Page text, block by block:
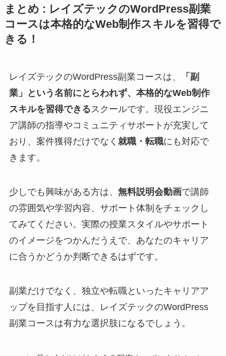
まとめ : レイズテックのWordPress副業
コースは本格的なWeb制作スキルを習得で
きる！
レイズテックのWordPress副業コースは、
「副
業」という名前にとらわれず、本格的なWeb制作
スキルを習得できるスクールです。現役エンジニ
ア講師の指導やコミュニティサポートが充実して
おり、案件獲得だけでなく 就職・転職にも対応で
きます。
少しでも興味がある方は、 無料説明会動画で講師
の雰囲気や学習内容、サポート体制をチェックし
てみてください。実際の授業スタイルやサポート
のイメージをつかんだうえで、あなたのキャリア
に合うかどうか判断できるはずです。
副業だけでなく、独立や転職といったキャリアア
ップを目指す人には、レイズテックのWordPress
副業コースは有力な選択肢になるでしょう。